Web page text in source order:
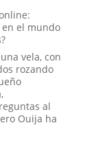
el mundo
vela, con
rozando
al
Ouija ha